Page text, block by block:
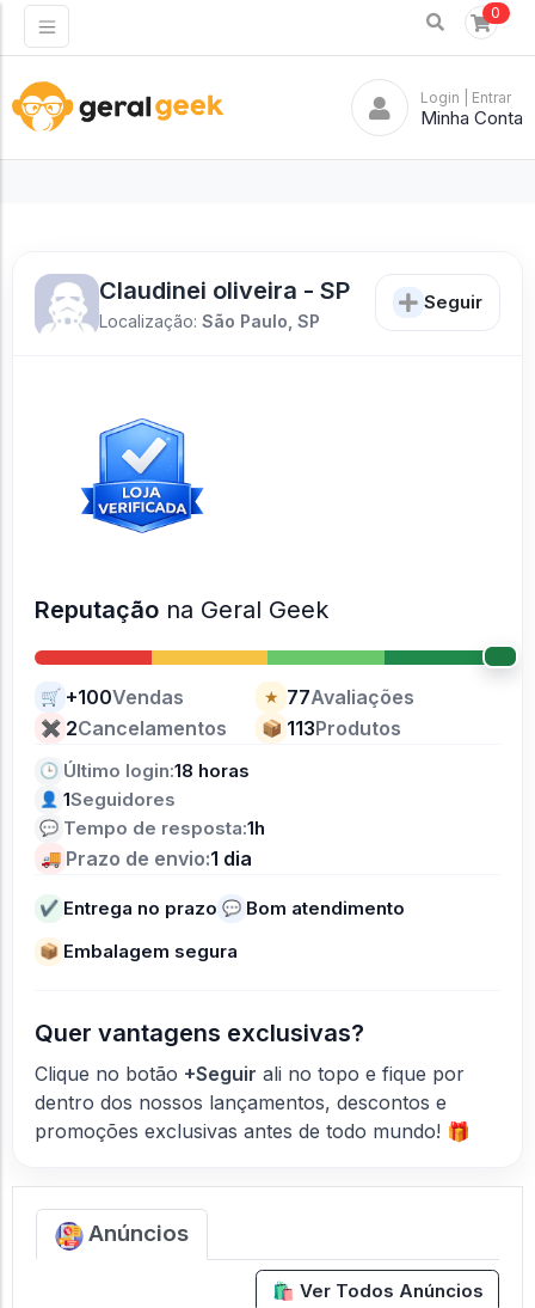
0
Login | Entrar
Minha Conta
Claudinei oliveira - SP
Localização: São Paulo, SP
Seguir
Reputação na Geral Geek
🛒 +100Vendas ★ 77Avaliações
✖ 2Cancelamentos 📦 113Produtos
🕒 Último login:18 horas
👤 1Seguidores
💬 Tempo de resposta:1h
🚚 Prazo de envio:1 dia
✔ Entrega no prazo 💬 Bom atendimento
📦 Embalagem segura
Quer vantagens exclusivas?
Clique no botão +Seguir ali no topo e fique por
dentro dos nossos lançamentos, descontos e
promoções exclusivas antes de todo mundo! 🎁
Anúncios
🛍️ Ver Todos Anúncios